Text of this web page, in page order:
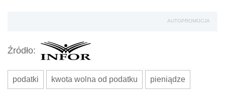
AUTOPROMOCJA
Źródło:
podatki kwota wolna od podatku pieniądze